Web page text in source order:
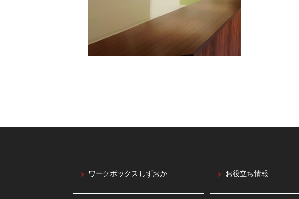
ワークボックスしずおか お役立ち情報